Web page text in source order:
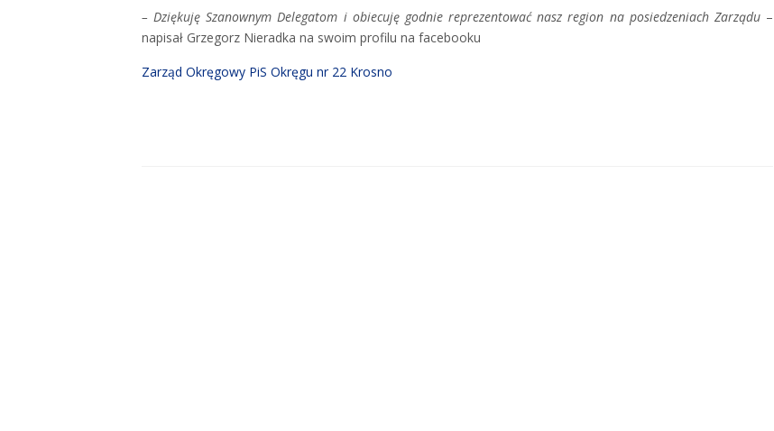
– Dziękuję Szanownym Delegatom i obiecuję godnie reprezentować nasz region na posiedzeniach Zarządu–
napisał Grzegorz Nieradka na swoim profilu na facebooku
Zarząd Okręgowy PiS Okręgu nr 22 Krosno